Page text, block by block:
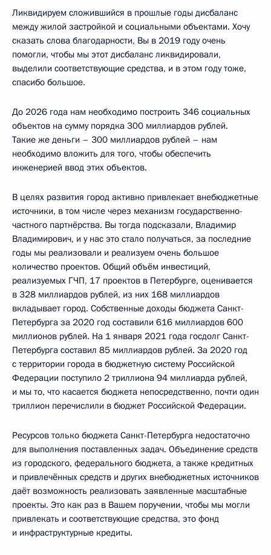
Ликвидируем сложившийся в прошлые годы дисбаланс
между жилой застройкой и социальными объектами. Хочу
сказать слова благодарности, Вы в 2019 году очень
помогли, чтобы мы этот дисбаланс ликвидировали,
выделили соответствующие средства, и в этом году тоже,
спасибо большое.
До 2026 года нам необходимо построить 346 социальных
объектов на сумму порядка 300 миллиардов рублей.
Такие же деньги – 300 миллиардов рублей – нам
необходимо вложить для того, чтобы обеспечить
инженерией ввод этих объектов.
В целях развития город активно привлекает внебюджетные
источники, в том числе через механизм государственно-
частного партнёрства. Вы тогда подсказали, Владимир
Владимирович, и у нас это стало получаться, за последние
годы мы реализовали и реализуем очень большое
количество проектов. Общий объём инвестиций,
реализуемых ГЧП, 17 проектов в Петербурге, оценивается
в 328 миллиардов рублей, из них 168 миллиардов
вкладывает город. Собственные доходы бюджета Санкт-
Петербурга за 2020 год составили 616 миллиардов 600
миллионов рублей. На 1 января 2021 года госдолг Санкт-
Петербурга составил 85 миллиардов рублей. За 2020 год
с территории города в бюджетную систему Российской
Федерации поступило 2 триллиона 94 миллиарда рублей,
и мы то, что касается бюджета непосредственно, почти один
триллион перечислили в бюджет Российской Федерации.
Ресурсов только бюджета Санкт-Петербурга недостаточно
для выполнения поставленных задач. Объединение средств
из городского, федерального бюджета, а также кредитных
и привлечённых средств и других внебюджетных источников
даёт возможность реализовать заявленные масштабные
проекты. Это как раз в Вашем поручении, чтобы мы могли
привлекать и соответствующие средства, это фонд
и инфраструктурные кредиты.